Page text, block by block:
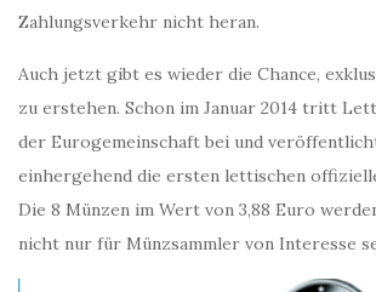
Zahlungsverkehr nicht heran.
Auch jetzt gibt es wieder die Chance,
zu erstehen. Schon im Januar 2014 tritt
der Eurogemeinschaft bei und
einhergehend die ersten lettischen
Die 8 Münzen im Wert von 3,88 Euro
nicht nur für Münzsammler von Interesse